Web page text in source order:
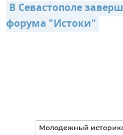
В Севастополе
форума "Истоки"
Молодежный